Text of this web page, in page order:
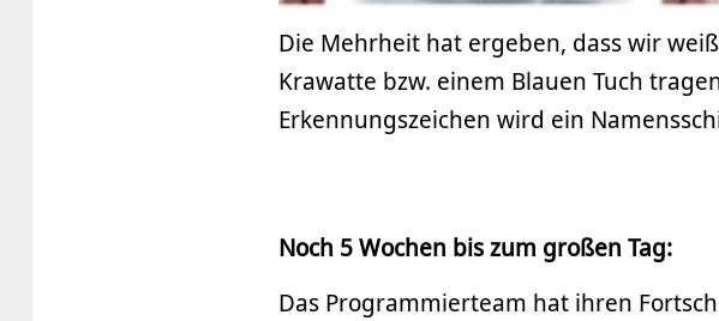
Die Mehrheit hat ergeben, dass wir
Krawatte bzw. einem Blauen Tuch
Erkennungszeichen wird ein
Noch 5 Wochen bis zum großen Tag:
Das Programmierteam hat ihren